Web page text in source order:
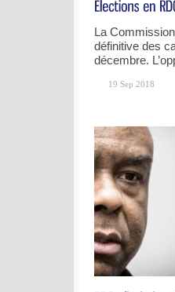
La
définitive des
décembre.
19 Sep 2018